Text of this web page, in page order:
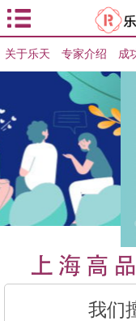
用户登录
关于乐天 专家介绍 成
我们